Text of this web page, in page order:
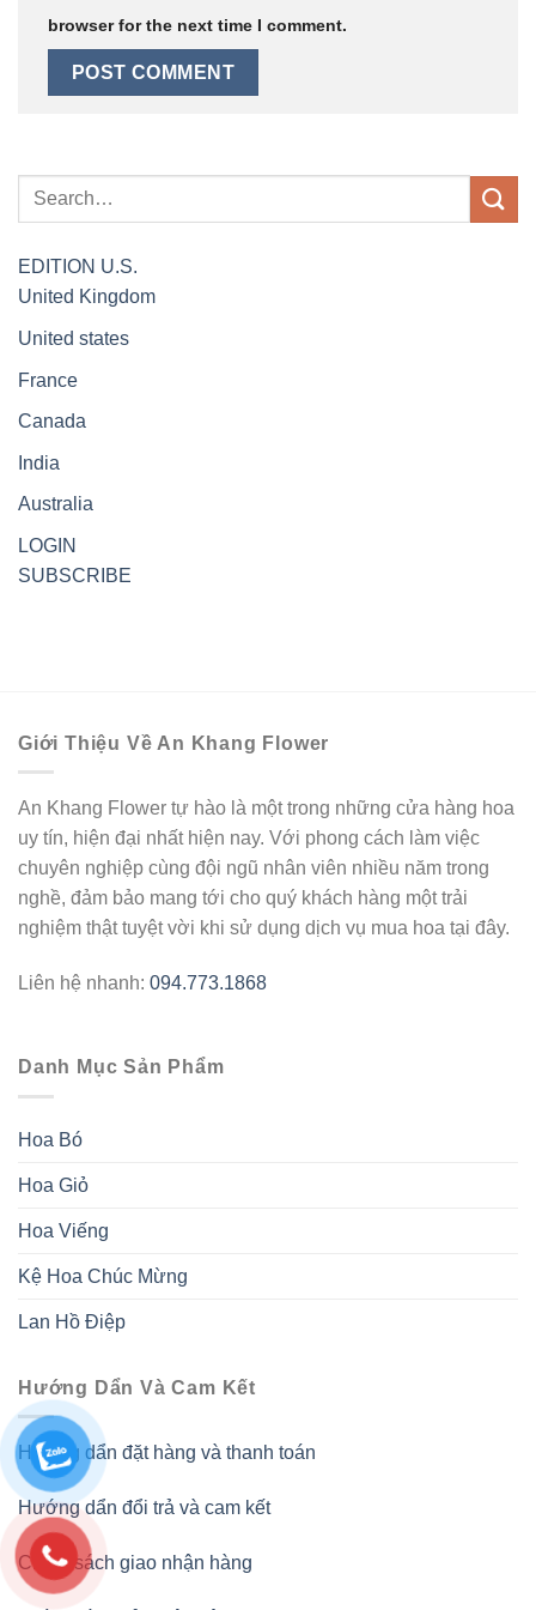
browser for the next time I comment.
EDITION U.S.
United Kingdom
United states
France
Canada
India
Australia
LOGIN
SUBSCRIBE
Giới Thiệu Về An Khang Flower
An Khang Flower tự hào là một trong những cửa hàng hoa
uy tín, hiện đại nhất hiện nay. Với phong cách làm việc
chuyên nghiệp cùng đội ngũ nhân viên nhiều năm trong
nghề, đảm bảo mang tới cho quý khách hàng một trải
nghiệm thật tuyệt vời khi sử dụng dịch vụ mua hoa tại đây.
Liên hệ nhanh: 094.773.1868
Danh Mục Sản Phẩm
Hoa Bó
Hoa Giỏ
Hoa Viếng
Kệ Hoa Chúc Mừng
Lan Hồ Điệp
Hướng Dẩn Và Cam Kết
Hướng dẩn đặt hàng và thanh toán
Hướng dẩn đổi trả và cam kết
Chính sách giao nhận hàng